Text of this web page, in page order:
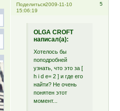
Поделиться 5
2009-11-10
15:06:19
OLGA CROFT
написал(а):
Хотелось бы
поподробней
узнать, что это за [
h i d e= 2 ] и где его
найти? Не очень
понятен этот
момент...